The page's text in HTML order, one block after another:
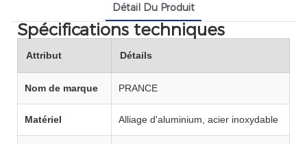
Détail Du Produit
Spécifications techniques
Attribut Détails
Nom de marque PRANCE
Matériel Alliage d'aluminium, acier inoxydable